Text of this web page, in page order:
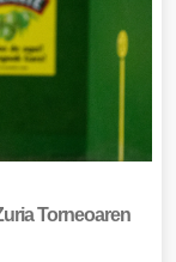
Torneoaren